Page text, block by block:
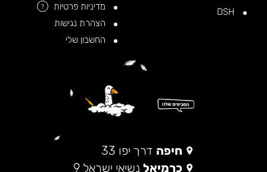
מדיניות פרטיות
?
הצהרת נגישות
החשבון שלי
חיפה דרך יפו 33
כרמיאל נשיאי ישראל 9